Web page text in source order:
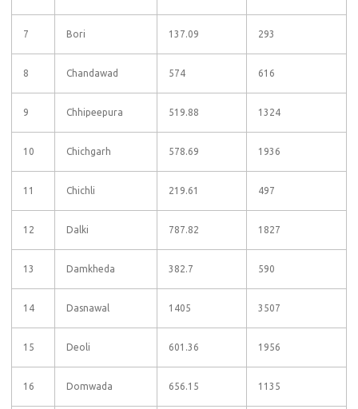
7 Bori 137.09 293
8 Chandawad 574 616
9 Chhipeepura 519.88 1324
10 Chichgarh 578.69 1936
11 Chichli 219.61 497
12 Dalki 787.82 1827
13 Damkheda 382.7 590
14 Dasnawal 1405 3507
15 Deoli 601.36 1956
16 Domwada 656.15 1135